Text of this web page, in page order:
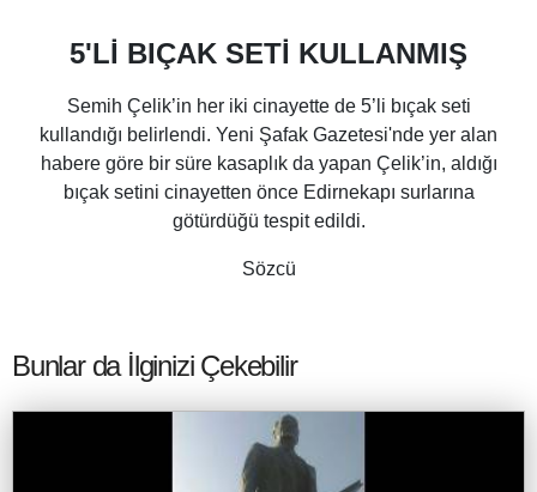
5'Lİ BIÇAK SETİ KULLANMIŞ
Semih Çelik’in her iki cinayette de 5’li bıçak seti
kullandığı belirlendi. Yeni Şafak Gazetesi'nde yer alan
habere göre bir süre kasaplık da yapan Çelik’in, aldığı
bıçak setini cinayetten önce Edirnekapı surlarına
götürdüğü tespit edildi.
Sözcü
Bunlar da İlginizi Çekebilir